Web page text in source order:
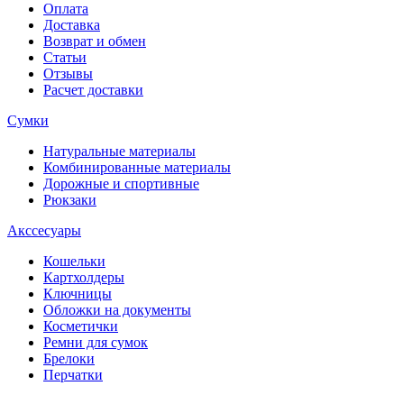
Оплата
Доставка
Возврат и обмен
Статьи
Отзывы
Расчет доставки
Сумки
Натуральные материалы
Комбинированные материалы
Дорожные и спортивные
Рюкзаки
Акссесуары
Кошельки
Картхолдеры
Ключницы
Обложки на документы
Косметички
Ремни для сумок
Брелоки
Перчатки